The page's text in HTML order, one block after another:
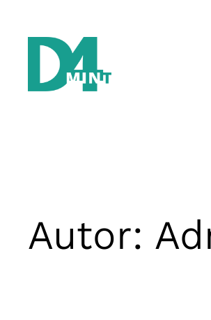
Inhalt
springen
Autor: